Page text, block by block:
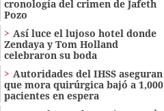
cronología del crimen de Jafeth
Pozo
Así luce el lujoso hotel donde
Zendaya y Tom Holland
celebraron su boda
Autoridades del IHSS aseguran
que mora quirúrgica bajó a 1,000
pacientes en espera